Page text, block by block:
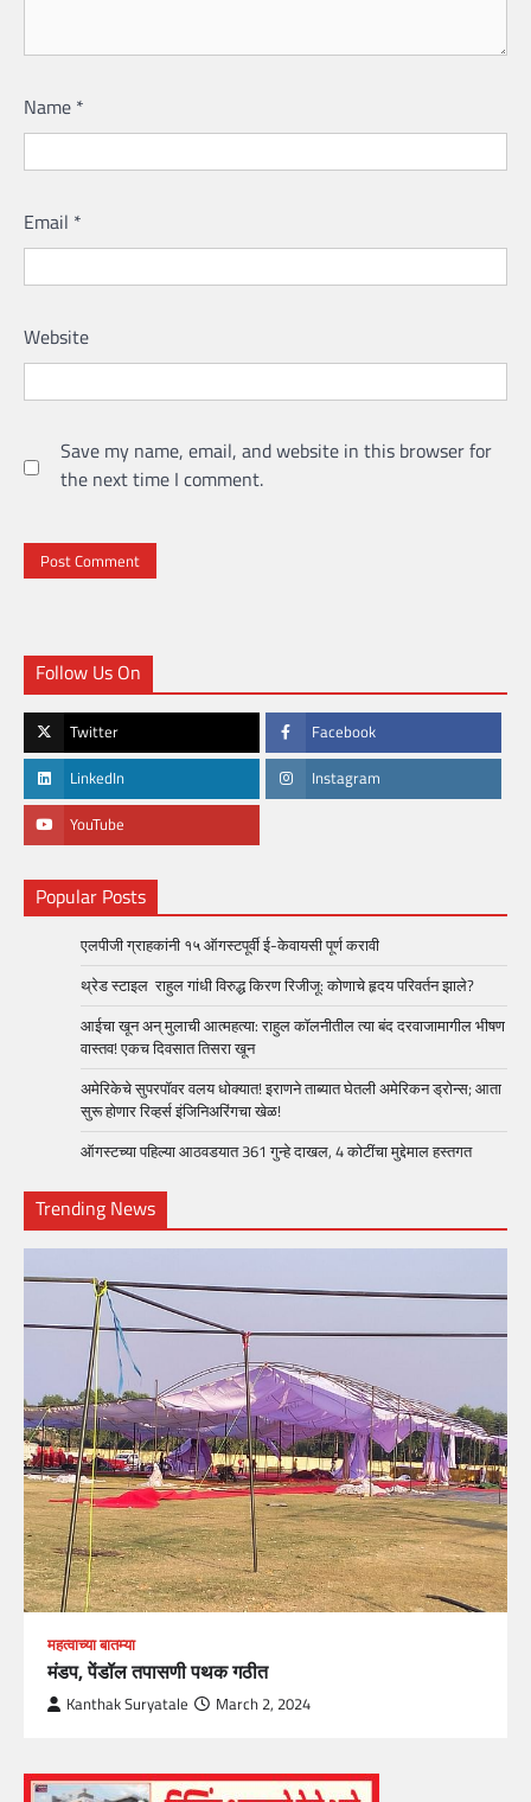
Name *
Email *
Website
Save my name, email, and website in this browser for
the next time I comment.
Follow Us On
Twitter Facebook
LinkedIn Instagram
YouTube
Popular Posts
एलपीजी ग्राहकांनी १५ ऑगस्टपूर्वी ई-केवायसी पूर्ण करावी
थ्रेड स्टाइल राहुल गांधी विरुद्ध किरण रिजीजू: कोणाचे हृदय परिवर्तन झाले?
आईचा खून अन् मुलाची आत्महत्या: राहुल कॉलनीतील त्या बंद दरवाजामागील भीषण
वास्तव! एकच दिवसात तिसरा खून
अमेरिकेचे सुपरपॉवर वलय धोक्यात! इराणने ताब्यात घेतली अमेरिकन ड्रोन्स; आता
सुरू होणार रिव्हर्स इंजिनिअरिंगचा खेळ!
ऑगस्टच्या पहिल्या आठवडयात 361 गुन्हे दाखल, 4 कोटींचा मुद्देमाल हस्तगत
Trending News
महत्वाच्या बातम्या
मंडप, पेंडॉल तपासणी पथक गठीत
Kanthak Suryatale March 2, 2024